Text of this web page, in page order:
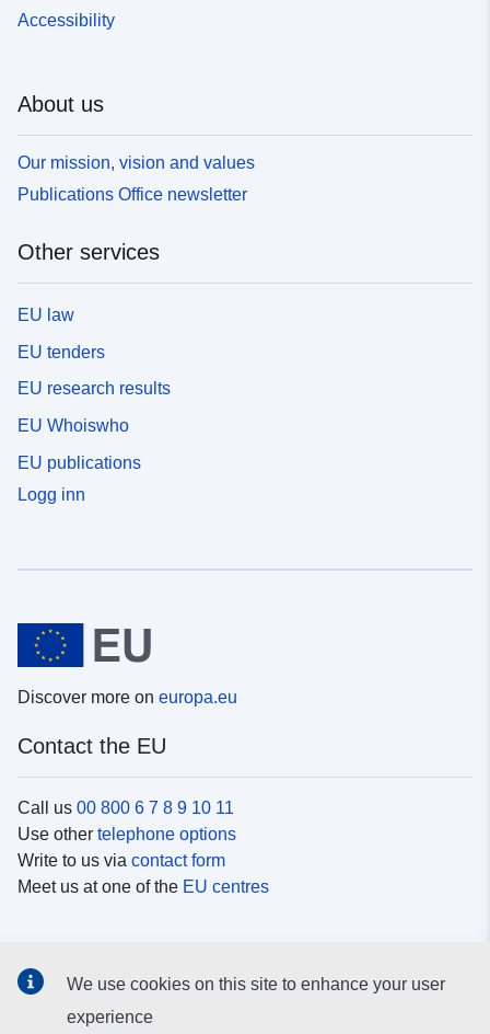
Accessibility
About us
Our mission, vision and values
Publications Office newsletter
Other services
EU law
EU tenders
EU research results
EU Whoiswho
EU publications
Logg inn
Discover more on europa.eu
Contact the EU
Call us 00 800 6 7 8 9 10 11
Use other telephone options
Write to us via contact form
Meet us at one of the EU centres
Search for EUsocial media channels
We use cookies on this site to enhance your user
experience